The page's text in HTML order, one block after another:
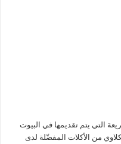
التي يتم تقديمها في البيوت
من الأكلات المفضّلة لدى